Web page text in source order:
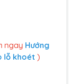
ngay Hướng
lỗ khoét )